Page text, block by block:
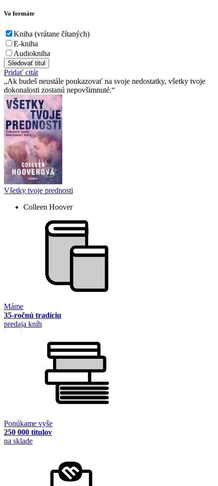
Vo formáte
Kniha (vrátane čítaných)
E-kniha
Audiokniha
Sledovať titul
Pridať citát
Ak budeš neustále poukazovať na svoje nedostatky, všetky tvoje
dokonalosti zostanú nepovšimnuté.
Všetky tvoje prednosti
Colleen Hoover
Máme
35-ročnú tradíciu
predaja kníh
Ponúkame vyše
250 000 titulov
na sklade